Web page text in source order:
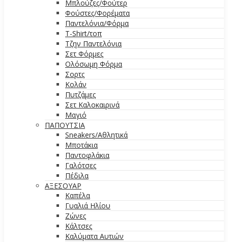
Μπλούζες/Φούτερ
Φούστες/Φορέματα
Παντελόνια/Φόρμα
T-Shirt/τοπ
Τζην Παντελόνια
Σετ Φόρμες
Ολόσωμη Φόρμα
Σορτς
Κολάν
Πυτζάμες
Σετ Καλοκαιρινά
Μαγιό
ΠΑΠΟΥΤΣΙΑ
Sneakers/Αθλητικά
Μποτάκια
Παντοφλάκια
Γαλότσες
Πέδιλα
ΑΞΕΣΟΥΑΡ
Καπέλα
Γυαλιά Ηλίου
Ζώνες
Κάλτσες
Καλύματα Αυτιών